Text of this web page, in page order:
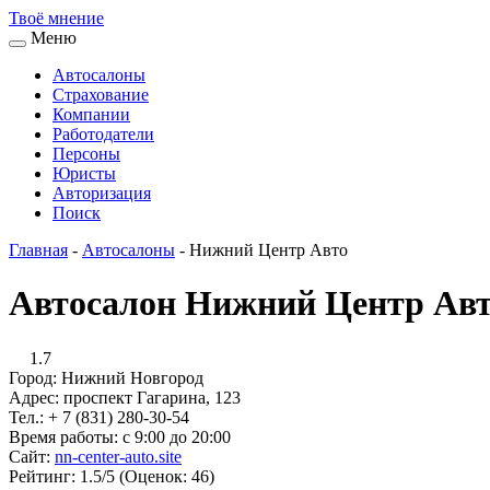
Твоё мнение
Меню
Автосалоны
Страхование
Компании
Работодатели
Персоны
Юристы
Авторизация
Поиск
Главная - Автосалоны - Нижний Центр Авто
Автосалон Нижний Центр
1.7
Город: Нижний Новгород
Адрес: проспект Гагарина, 123
Тел.: + 7 (831) 280-30-54
Время работы: с 9:00 до 20:00
Сайт: nn-center-auto.site
Рейтинг: 1.5/5 (Оценок: 46)